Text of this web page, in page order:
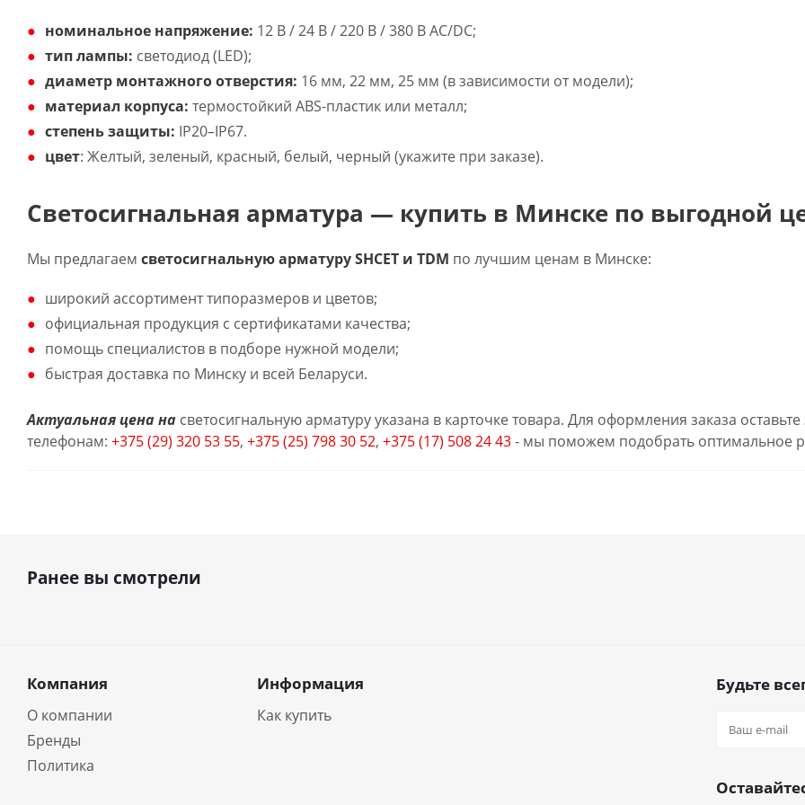
номинальное напряжение: 12 В / 24 В / 220 В / 380 В AC/DC;
тип лампы: светодиод (LED);
диаметр монтажного отверстия: 16 мм, 22 мм, 25 мм (в зависимости от модели);
материал корпуса: термостойкий ABS-пластик или металл;
степень защиты: IP20–IP67.
цвет: Желтый, зеленый, красный, белый, черный (укажите при заказе).
Светосигнальная арматура — купить в Минске по выгодной
Мы предлагаем светосигнальную арматуру SHCET и TDM по лучшим ценам в Минске:
широкий ассортимент типоразмеров и цветов;
официальная продукция с сертификатами качества;
помощь специалистов в подборе нужной модели;
быстрая доставка по Минску и всей Беларуси.
Актуальная цена на светосигнальную арматуру указана в карточке товара. Для оформления заказа
телефонам: +375 (29) 320 53 55, +375 (25) 798 30 52, +375 (17) 508 24 43- мы поможем подобрать оптимальное
Ранее вы смотрели
Компания
О компании
Бренды
Политика
Информация
Как купить
Будьте